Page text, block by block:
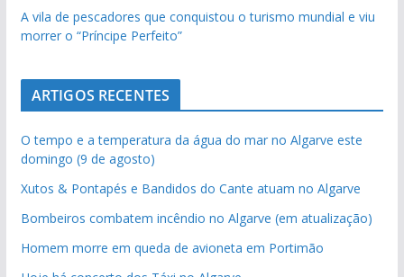
A vila de pescadores que conquistou o turismo mundial e viu
morrer o “Príncipe Perfeito”
ARTIGOS RECENTES
O tempo e a temperatura da água do mar no Algarve este
domingo (9 de agosto)
Xutos & Pontapés e Bandidos do Cante atuam no Algarve
Bombeiros combatem incêndio no Algarve (em atualização)
Homem morre em queda de avioneta em Portimão